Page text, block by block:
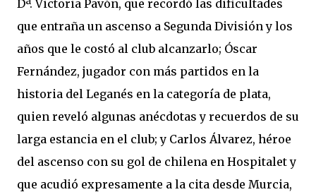
Dª. Victoria Pavón, que recordó las dificultades
que entraña un ascenso a Segunda División y los
años que le costó al club alcanzarlo; Óscar
Fernández, jugador con más partidos en la
historia del Leganés en la categoría de plata,
quien reveló algunas anécdotas y recuerdos de su
larga estancia en el club; y Carlos Álvarez, héroe
del ascenso con su gol de chilena en Hospitalet y
que acudió expresamente a la cita desde Murcia,